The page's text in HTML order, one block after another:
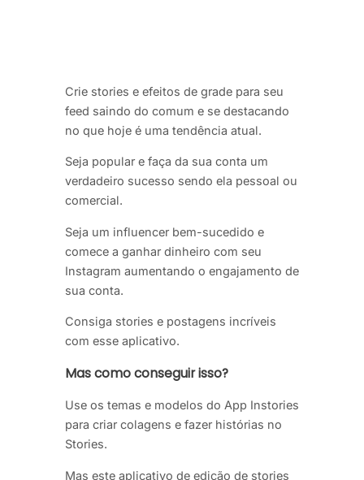
Crie stories e efeitos de grade para seu
feed saindo do comum e se destacando
no que hoje é uma tendência atual.
Seja popular e faça da sua conta um
verdadeiro sucesso sendo ela pessoal ou
comercial.
Seja um influencer bem-sucedido e
comece a ganhar dinheiro com seu
Instagram aumentando o engajamento de
sua conta.
Consiga stories e postagens incríveis
com esse aplicativo.
Mas como conseguir isso?
Use os temas e modelos do App Instories
para criar colagens e fazer histórias no
Stories.
Mas este aplicativo de edição de stories